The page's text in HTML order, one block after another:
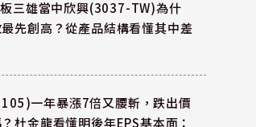
三雄當中欣興(3037-TW)為什
先創高？從產品結構看懂其中差
一年暴漲7倍又腰斬，跌出價
杜金龍看懂明後年EPS基本面：